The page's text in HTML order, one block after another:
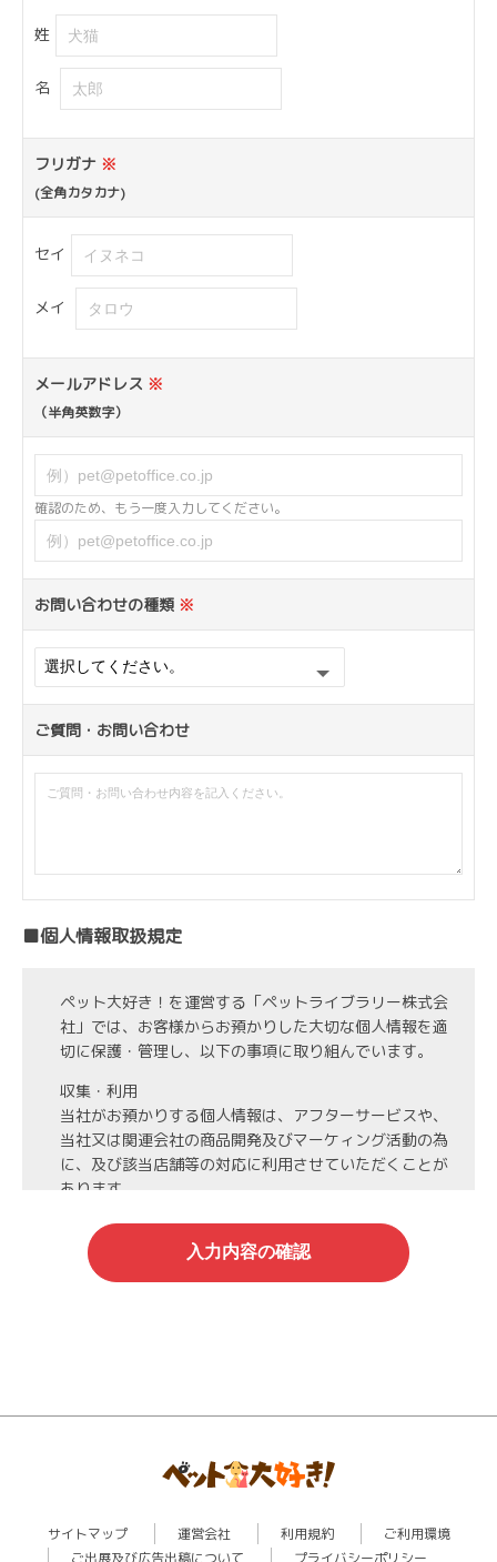
姓
名
フリガナ ※
(全角カタカナ)
セイ
メイ
メールアドレス ※
（半角英数字）
確認のため、もう一度入力してください。
お問い合わせの種類 ※
ご質問・お問い合わせ
■個人情報取扱規定
ペット大好き！を運営する「ペットライブラリー株式会
社」では、お客様からお預かりした大切な個人情報を適
切に保護・管理し、以下の事項に取り組んでいます。
収集・利用
当社がお預かりする個人情報は、アフターサービスや、
当社又は関連会社の商品開発及びマーケィング活動の為
に、及び該当店舗等の対応に利用させていただくことが
あります。
第3者への開示・委託先の管理
当社がお預かりする個人情報は、お客様の同意・承諾を
得た場合や法令等に基づく開示・提供が必要な場合、人
当社がお預かりする氏名、住所、電話番号等の個人情報
は当社が責任を持って管理し、個人情報への不正アクセ
す。
サイトマップ 運営会社 利用規約
ご利用環境